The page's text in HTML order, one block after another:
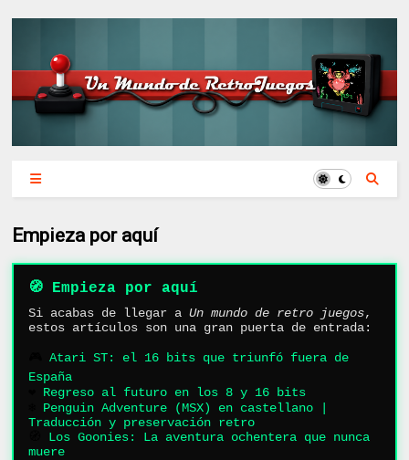
Empieza por aquí
🧭 Empieza por aquí
Si acabas de llegar aUn mundo de retro juegos,
estos artículos son una gran puerta de entrada:
🎮Atari ST: el 16 bits que triunfó fuera de
España
Regreso al futuro en los 8 y 16 bits
Penguin Adventure (MSX) en castellano |
Traducción y preservación retro
Los Goonies: La aventura ochentera que nunca
muere